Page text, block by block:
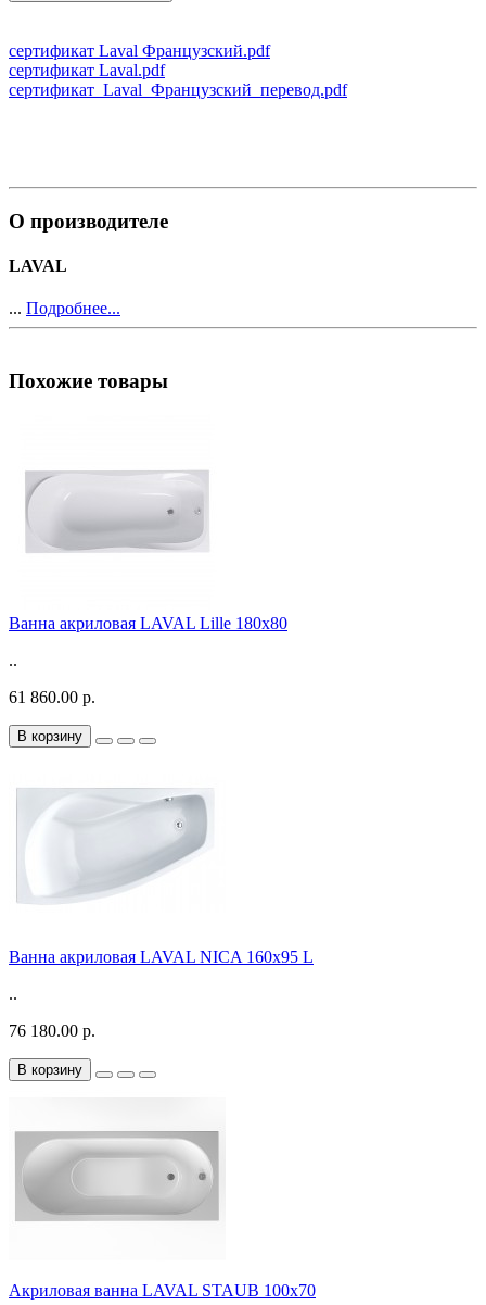
сертификат Laval Французский.pdf
сертификат Laval.pdf
сертификат_Laval_Французский_перевод.pdf
О производителе
LAVAL
... Подробнее...
Похожие товары
Ванна акриловая LAVAL Lille 180x80
..
61 860.00 р.
В корзину
Ванна акриловая LAVAL NICA 160x95 L
..
76 180.00 р.
В корзину
Акриловая ванна LAVAL STAUB 100х70